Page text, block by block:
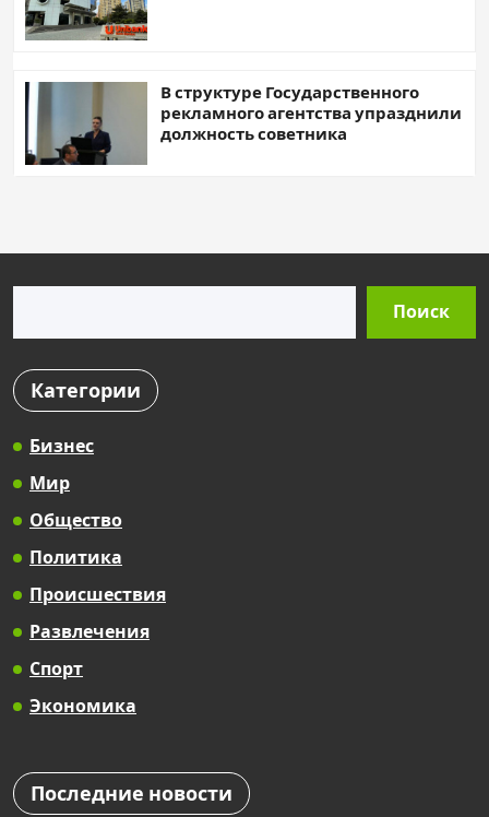
В структуре Государственного
рекламного агентства упразднили
должность советника
Поиск
Категории
Бизнес
Мир
Общество
Политика
Происшествия
Развлечения
Спорт
Экономика
Последние новости